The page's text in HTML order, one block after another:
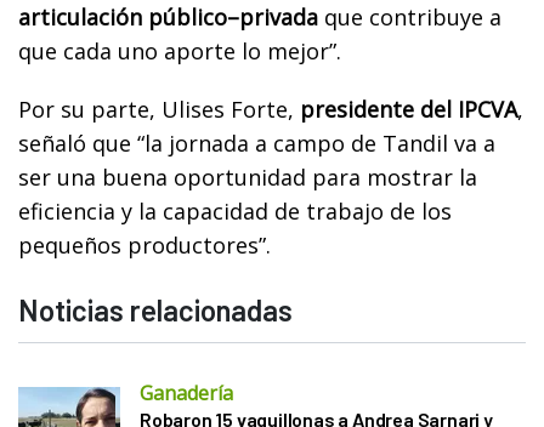
articulación público–privada que contribuye a
que cada uno aporte lo mejor”.
Por su parte, Ulises Forte, presidente del IPCVA,
señaló que “la jornada a campo de Tandil va a
ser una buena oportunidad para mostrar la
eficiencia y la capacidad de trabajo de los
pequeños productores”.
Noticias relacionadas
Ganadería
Robaron 15 vaquillonas a Andrea Sarnari y